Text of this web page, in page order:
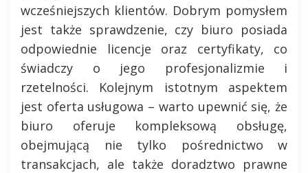
wcześniejszych klientów. Dobrym pomysłem
jest także sprawdzenie, czy biuro posiada
odpowiednie licencje oraz certyfikaty, co
świadczy o jego profesjonalizmie i
rzetelności. Kolejnym istotnym aspektem
jest oferta usługowa – warto upewnić się, że
biuro oferuje kompleksową obsługę,
obejmującą nie tylko pośrednictwo w
transakcjach, ale także doradztwo prawne